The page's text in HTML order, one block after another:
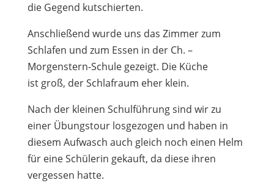
die Gegend kutschierten.
Anschließend wurde uns das Zimmer zum
Schlafen und zum Essen in der Ch. –
Morgenstern-Schule gezeigt. Die Küche
ist groß, der Schlafraum eher klein.
Nach der kleinen Schulführung sind wir zu
einer Übungstour losgezogen und haben in
diesem Aufwasch auch gleich noch einen Helm
für eine Schülerin gekauft, da diese ihren
vergessen hatte.